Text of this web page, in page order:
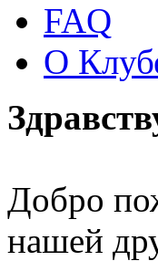
FAQ
О
Добро
нашей